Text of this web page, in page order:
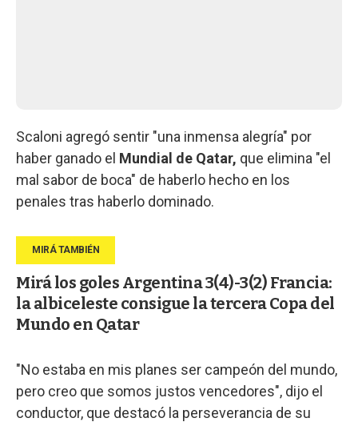
Scaloni agregó sentir "una inmensa alegría" por
haber ganado el Mundial de Qatar, que elimina "el
mal sabor de boca" de haberlo hecho en los
penales tras haberlo dominado.
Mirá los goles Argentina 3(4)-3(2) Francia:
la albiceleste consigue la tercera Copa del
Mundo en Qatar
"No estaba en mis planes ser campeón del mundo,
pero creo que somos justos vencedores", dijo el
conductor, que destacó la perseverancia de su